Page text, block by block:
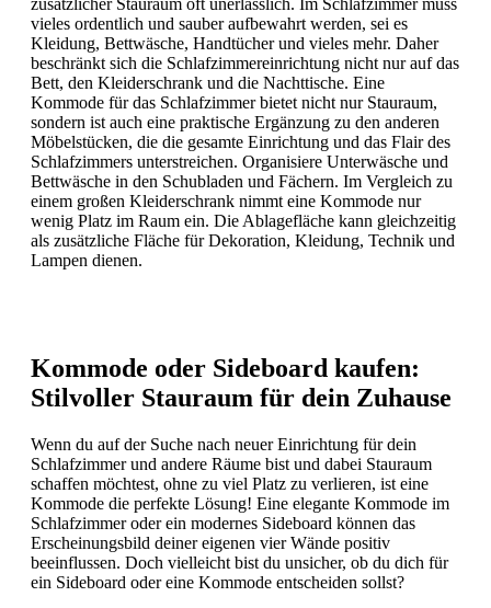
zusätzlicher Stauraum oft unerlässlich. Im Schlafzimmer muss
vieles ordentlich und sauber aufbewahrt werden, sei es
Kleidung, Bettwäsche, Handtücher und vieles mehr. Daher
beschränkt sich die Schlafzimmereinrichtung nicht nur auf das
Bett, den Kleiderschrank und die Nachttische. Eine
Kommode für das Schlafzimmer bietet nicht nur Stauraum,
sondern ist auch eine praktische Ergänzung zu den anderen
Möbelstücken, die die gesamte Einrichtung und das Flair des
Schlafzimmers unterstreichen. Organisiere Unterwäsche und
Bettwäsche in den Schubladen und Fächern. Im Vergleich zu
einem großen Kleiderschrank nimmt eine Kommode nur
wenig Platz im Raum ein. Die Ablagefläche kann gleichzeitig
als zusätzliche Fläche für Dekoration, Kleidung, Technik und
Lampen dienen.
Kommode oder Sideboard kaufen:
Stilvoller Stauraum für dein Zuhause
Wenn du auf der Suche nach neuer Einrichtung für dein
Schlafzimmer und andere Räume bist und dabei Stauraum
schaffen möchtest, ohne zu viel Platz zu verlieren, ist eine
Kommode die perfekte Lösung! Eine elegante Kommode im
Schlafzimmer oder ein modernes Sideboard können das
Erscheinungsbild deiner eigenen vier Wände positiv
beeinflussen. Doch vielleicht bist du unsicher, ob du dich für
ein Sideboard oder eine Kommode entscheiden sollst?